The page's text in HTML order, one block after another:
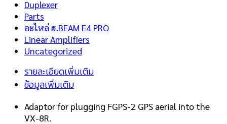
Duplexer
Parts
อะไหล่ ฮ.BEAM E4 PRO
Linear Amplifiers
Uncategorized
รายละเอียดเพิ่มเติม
ข้อมูลเพิ่มเติม
Adaptor for plugging FGPS-2 GPS aerial into the
VX-8R.